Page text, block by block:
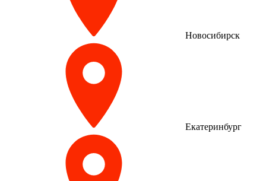
Новосибирск
Екатеринбург